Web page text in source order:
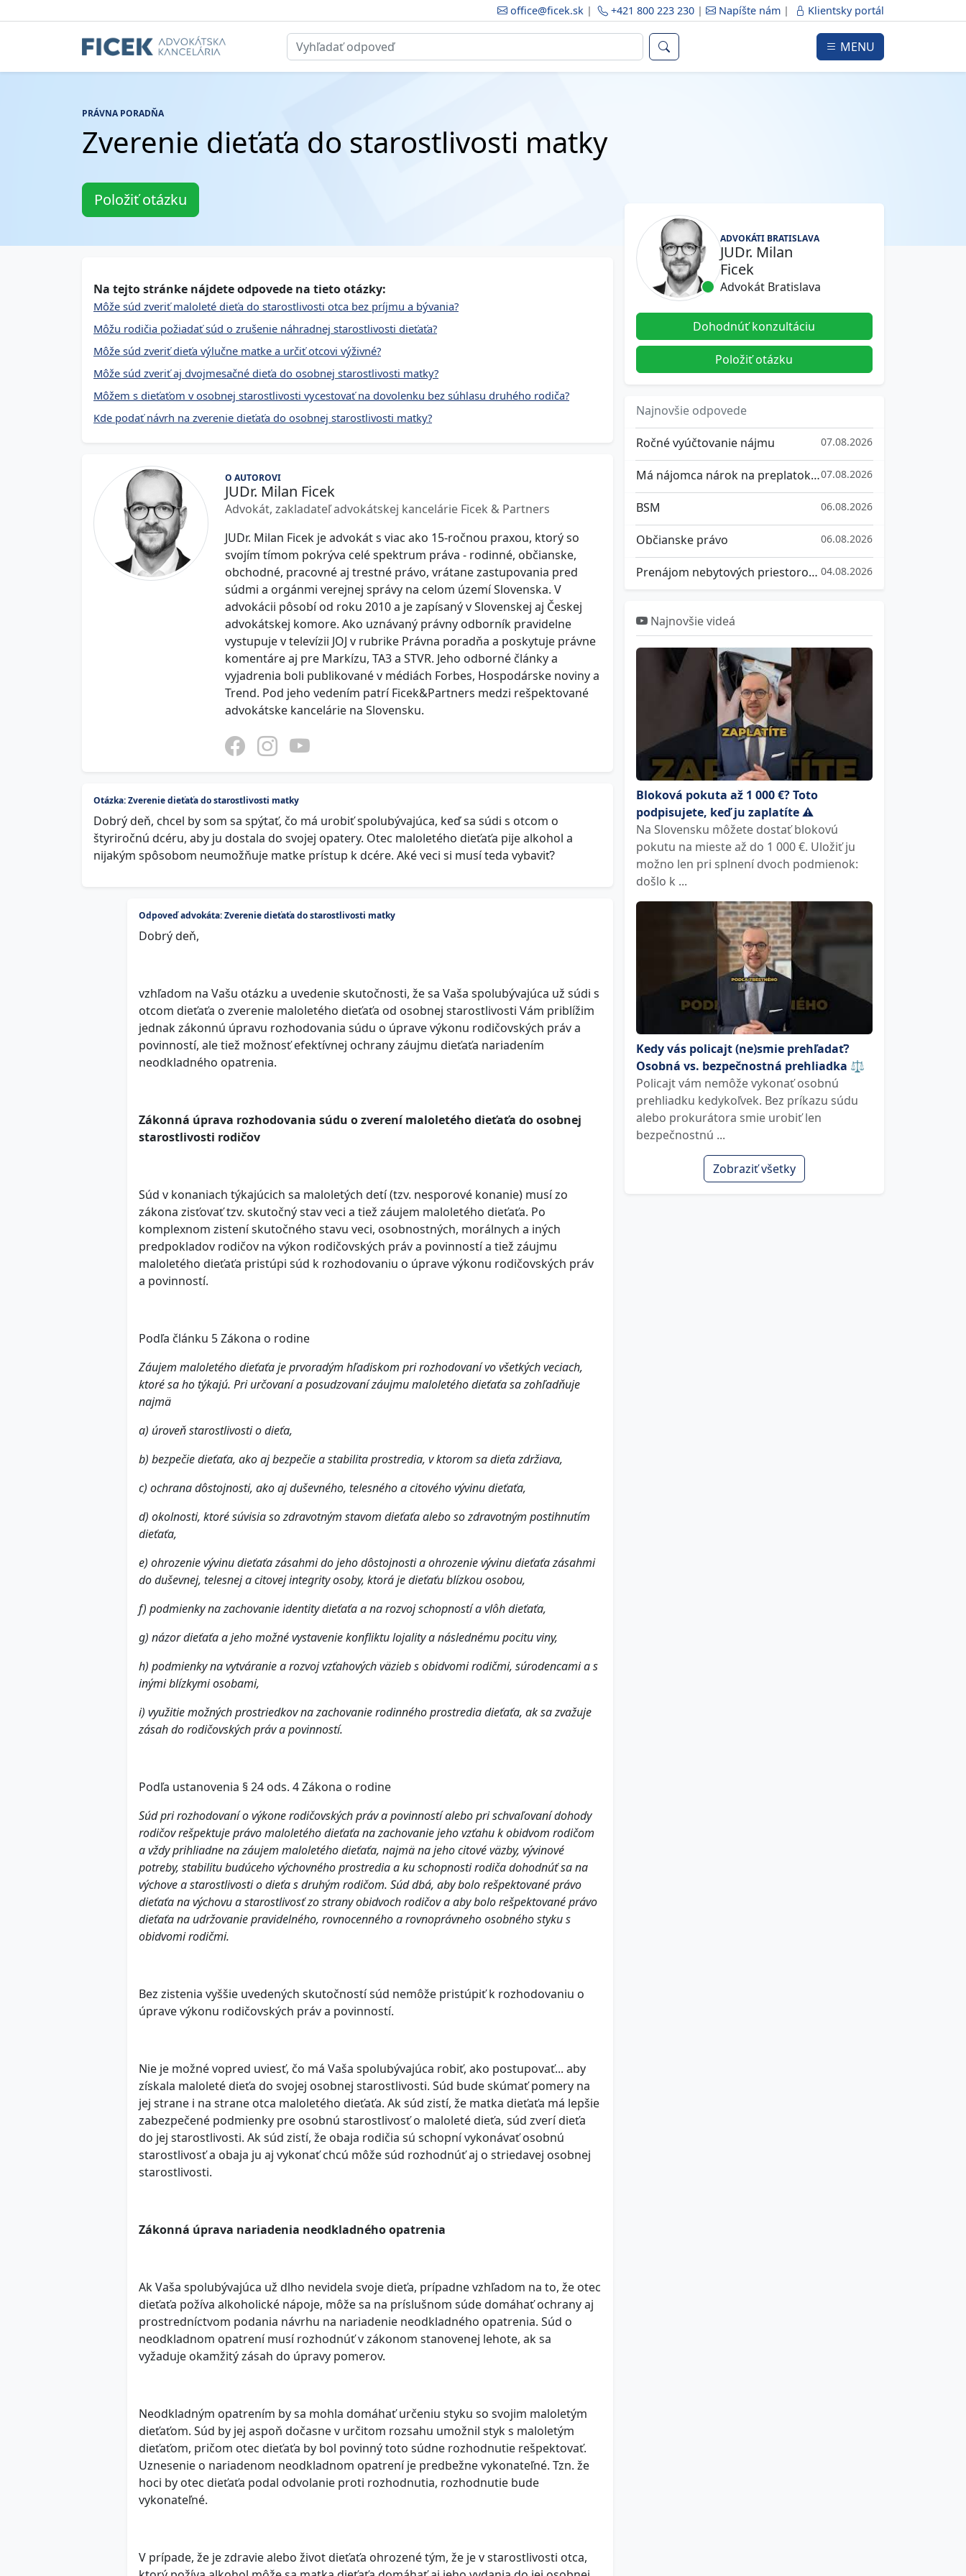
office@ficek.sk | +421 800 223 230 | Napíšte nám | Klientsky portál
MENU
PRÁVNA PORADŇA
Zverenie dieťaťa do starostlivosti matky
Položiť otázku
Na tejto stránke nájdete odpovede na tieto otázky:
Môže súd zveriť maloleté dieťa do starostlivosti otca bez príjmu a bývania?
Môžu rodičia požiadať súd o zrušenie náhradnej starostlivosti dieťaťa?
Môže súd zveriť dieťa výlučne matke a určiť otcovi výživné?
Môže súd zveriť aj dvojmesačné dieťa do osobnej starostlivosti matky?
Môžem s dieťaťom v osobnej starostlivosti vycestovať na dovolenku bez súhlasu druhého rodiča?
Kde podať návrh na zverenie dieťaťa do osobnej starostlivosti matky?
O AUTOROVI
JUDr. Milan Ficek
Advokát, zakladateľ advokátskej kancelárie Ficek & Partners
JUDr. Milan Ficek je advokát s viac ako 15-ročnou praxou, ktorý so
svojím tímom pokrýva celé spektrum práva - rodinné, občianske,
obchodné, pracovné aj trestné právo, vrátane zastupovania pred
súdmi a orgánmi verejnej správy na celom území Slovenska. V
advokácii pôsobí od roku 2010 a je zapísaný v Slovenskej aj Českej
advokátskej komore. Ako uznávaný právny odborník pravidelne
vystupuje v televízii JOJ v rubrike Právna poradňa a poskytuje právne
komentáre aj pre Markízu, TA3 a STVR. Jeho odborné články a
vyjadrenia boli publikované v médiách Forbes, Hospodárske noviny a
Trend. Pod jeho vedením patrí Ficek&Partners medzi rešpektované
advokátske kancelárie na Slovensku.
Otázka: Zverenie dieťaťa do starostlivosti matky
Dobrý deň, chcel by som sa spýtať, čo má urobiť spolubývajúca, keď sa súdi s otcom o
štyriročnú dcéru, aby ju dostala do svojej opatery. Otec maloletého dieťaťa pije alkohol a
nijakým spôsobom neumožňuje matke prístup k dcére. Aké veci si musí teda vybaviť?
Odpoveď advokáta: Zverenie dieťaťa do starostlivosti matky
Dobrý deň,
vzhľadom na Vašu otázku a uvedenie skutočnosti, že sa Vaša spolubývajúca už súdi s
otcom dieťaťa o zverenie maloletého dieťaťa od osobnej starostlivosti Vám priblížim
jednak zákonnú úpravu rozhodovania súdu o úprave výkonu rodičovských práv a
povinností, ale tiež možnosť efektívnej ochrany záujmu dieťaťa nariadením
neodkladného opatrenia.
Zákonná úprava rozhodovania súdu o zverení maloletého dieťaťa do osobnej
starostlivosti rodičov
Súd v konaniach týkajúcich sa maloletých detí (tzv. nesporové konanie) musí zo
zákona zisťovať tzv. skutočný stav veci a tiež záujem maloletého dieťaťa. Po
komplexnom zistení skutočného stavu veci, osobnostných, morálnych a iných
predpokladov rodičov na výkon rodičovských práv a povinností a tiež záujmu
maloletého dieťaťa pristúpi súd k rozhodovaniu o úprave výkonu rodičovských práv
a povinností.
Podľa článku 5 Zákona o rodine
Záujem maloletého dieťaťa je prvoradým hľadiskom pri rozhodovaní vo všetkých veciach,
ktoré sa ho týkajú. Pri určovaní a posudzovaní záujmu maloletého dieťaťa sa zohľadňuje
najmä
a) úroveň starostlivosti o dieťa,
b) bezpečie dieťaťa, ako aj bezpečie a stabilita prostredia, v ktorom sa dieťa zdržiava,
c) ochrana dôstojnosti, ako aj duševného, telesného a citového vývinu dieťaťa,
d) okolnosti, ktoré súvisia so zdravotným stavom dieťaťa alebo so zdravotným postihnutím
dieťaťa,
e) ohrozenie vývinu dieťaťa zásahmi do jeho dôstojnosti a ohrozenie vývinu dieťaťa zásahmi
do duševnej, telesnej a citovej integrity osoby, ktorá je dieťaťu blízkou osobou,
f) podmienky na zachovanie identity dieťaťa a na rozvoj schopností a vlôh dieťaťa,
g) názor dieťaťa a jeho možné vystavenie konfliktu lojality a následnému pocitu viny,
h) podmienky na vytváranie a rozvoj vzťahových väzieb s obidvomi rodičmi, súrodencami a s
inými blízkymi osobami,
i) využitie možných prostriedkov na zachovanie rodinného prostredia dieťaťa, ak sa zvažuje
zásah do rodičovských práv a povinností.
Podľa ustanovenia § 24 ods. 4 Zákona o rodine
Súd pri rozhodovaní o výkone rodičovských práv a povinností alebo pri schvaľovaní dohody
rodičov rešpektuje právo maloletého dieťaťa na zachovanie jeho vzťahu k obidvom rodičom
a vždy prihliadne na záujem maloletého dieťaťa, najmä na jeho citové väzby, vývinové
potreby, stabilitu budúceho výchovného prostredia a ku schopnosti rodiča dohodnúť sa na
výchove a starostlivosti o dieťa s druhým rodičom. Súd dbá, aby bolo rešpektované právo
dieťaťa na výchovu a starostlivosť zo strany obidvoch rodičov a aby bolo rešpektované právo
dieťaťa na udržovanie pravidelného, rovnocenného a rovnoprávneho osobného styku s
obidvomi rodičmi.
Bez zistenia vyššie uvedených skutočností súd nemôže pristúpiť k rozhodovaniu o
úprave výkonu rodičovských práv a povinností.
Nie je možné vopred uviesť, čo má Vaša spolubývajúca robiť, ako postupovať... aby
získala maloleté dieťa do svojej osobnej starostlivosti. Súd bude skúmať pomery na
jej strane i na strane otca maloletého dieťaťa. Ak súd zistí, že matka dieťaťa má lepšie
zabezpečené podmienky pre osobnú starostlivosť o maloleté dieťa, súd zverí dieťa
do jej starostlivosti. Ak súd zistí, že obaja rodičia sú schopní vykonávať osobnú
starostlivosť a obaja ju aj vykonať chcú môže súd rozhodnúť aj o striedavej osobnej
starostlivosti.
Zákonná úprava nariadenia neodkladného opatrenia
Ak Vaša spolubývajúca už dlho nevidela svoje dieťa, prípadne vzhľadom na to, že otec
dieťaťa požíva alkoholické nápoje, môže sa na príslušnom súde domáhať ochrany aj
prostredníctvom podania návrhu na nariadenie neodkladného opatrenia. Súd o
neodkladnom opatrení musí rozhodnúť v zákonom stanovenej lehote, ak sa
vyžaduje okamžitý zásah do úpravy pomerov.
Neodkladným opatrením by sa mohla domáhať určeniu styku so svojim maloletým
dieťaťom. Súd by jej aspoň dočasne v určitom rozsahu umožnil styk s maloletým
dieťaťom, pričom otec dieťaťa by bol povinný toto súdne rozhodnutie rešpektovať.
Uznesenie o nariadenom neodkladnom opatrení je predbežne vykonateľné. Tzn. že
hoci by otec dieťaťa podal odvolanie proti rozhodnutia, rozhodnutie bude
vykonateľné.
V prípade, že je zdravie alebo život dieťaťa ohrozené tým, že je v starostlivosti otca,
ADVOKÁTI BRATISLAVA
JUDr. Milan
Ficek
Advokát Bratislava
Dohodnúť konzultáciu
Položiť otázku
Najnovšie odpovede
Ročné vyúčtovanie nájmu 07.08.2026
Má nájomca nárok na preplatok z vyúčtovania služieb spojených s užívaním bytu?07.08.2026
BSM 06.08.2026
Občianske právo 06.08.2026
Prenájom nebytových priestorov a ich vrátenie 04.08.2026
Najnovšie videá
Bloková pokuta až 1 000 €? Toto
podpisujete, keď ju zaplatíte ⚠️
Na Slovensku môžete dostať blokovú
pokutu na mieste až do 1 000 €. Uložiť ju
možno len pri splnení dvoch podmienok:
došlo k ...
Kedy vás policajt (ne)smie prehľadať?
Osobná vs. bezpečnostná prehliadka ⚖️
Policajt vám nemôže vykonať osobnú
prehliadku kedykoľvek. Bez príkazu súdu
alebo prokurátora smie urobiť len
bezpečnostnú ...
Zobraziť všetky